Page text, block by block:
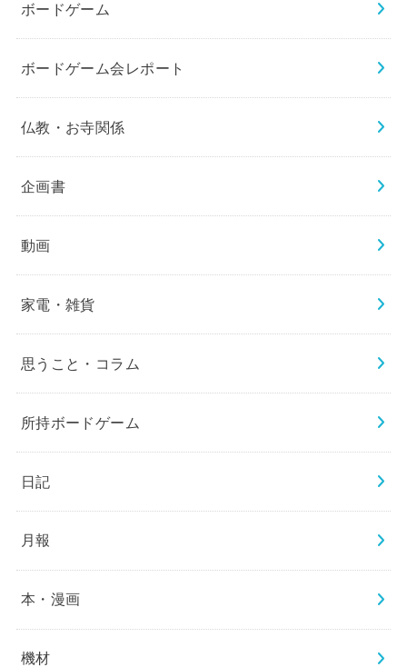
ボードゲーム
ボードゲーム会レポート
仏教・お寺関係
企画書
動画
家電・雑貨
思うこと・コラム
所持ボードゲーム
日記
月報
本・漫画
機材